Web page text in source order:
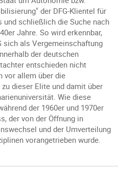
der DFG-Klientel für
und schließlich die Suche nach
Jahre. So wird erkennbar,
als Vergemeinschaftung
der deutschen
entschieden nicht
vor allem über die
dieser Elite und damit über
Wie diese
der 1960er und 1970er
der von der Öffnung in
und der Umverteilung
vorangetrieben wurde.